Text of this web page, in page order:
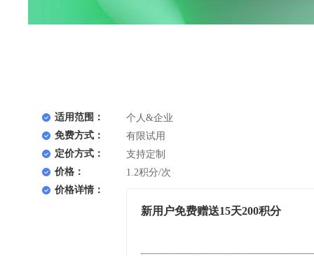
适用范围：
个人&企业
免费方式：
有限试用
定价方式：
支持定制
价格：
1.2积分/次
价格详情：
新用户免费赠送15天200积分